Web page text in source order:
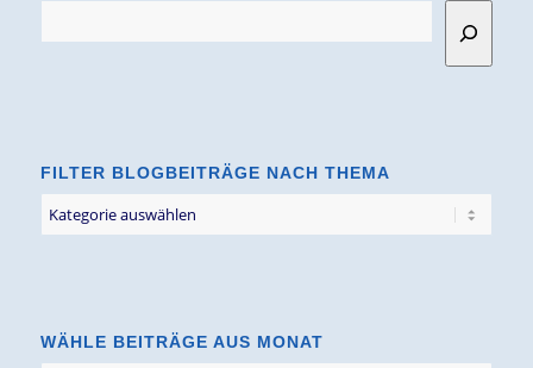
FILTER BLOGBEITRÄGE NACH THEMA
Blogbeiträge
WÄHLE BEITRÄGE AUS MONAT